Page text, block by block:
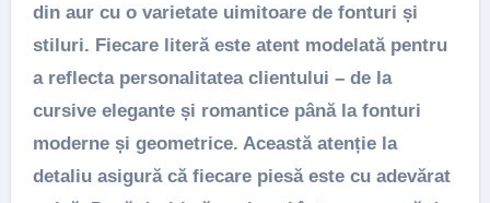
din aurcu o varietate uimitoare de fonturi și
stiluri. Fiecare literă este atent modelată pentru
a reflecta personalitatea clientului – de la
cursive elegante și romantice până la fonturi
moderne și geometrice. Această atenție la
detaliu asigură că fiecare piesă este cu adevărat